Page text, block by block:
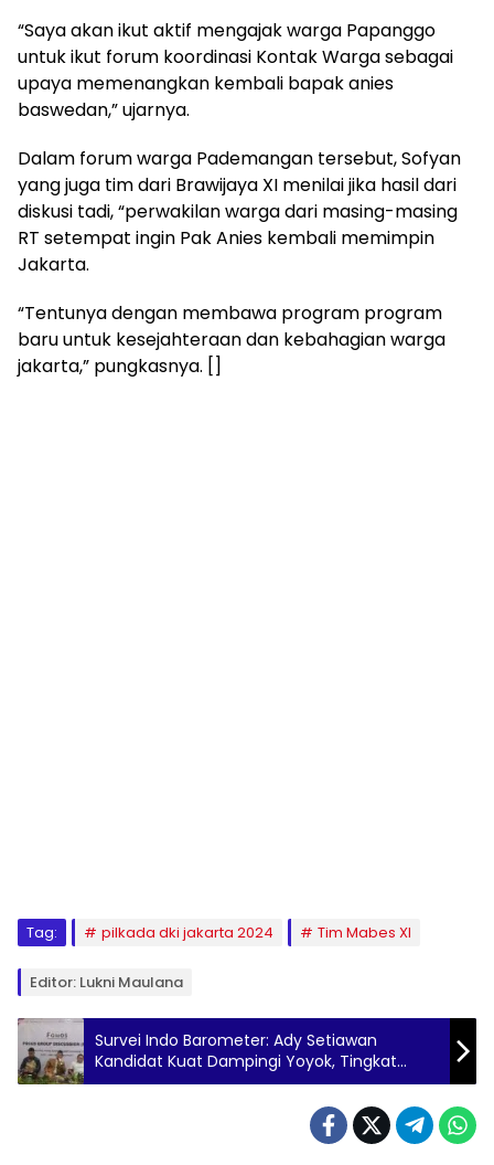
“Saya akan ikut aktif mengajak warga Papanggo
untuk ikut forum koordinasi Kontak Warga sebagai
upaya memenangkan kembali bapak anies
baswedan,” ujarnya.
Dalam forum warga Pademangan tersebut, Sofyan
yang juga tim dari Brawijaya XI menilai jika hasil dari
diskusi tadi, “perwakilan warga dari masing-masing
RT setempat ingin Pak Anies kembali memimpin
Jakarta.
“Tentunya dengan membawa program program
baru untuk kesejahteraan dan kebahagian warga
jakarta,” pungkasnya. []
Tag: pilkada dki jakarta 2024 Tim Mabes XI
Editor: Lukni Maulana
Survei Indo Barometer: Ady Setiawan
Kandidat Kuat Dampingi Yoyok, Tingkat
Keterpilihan 60,5 Persen